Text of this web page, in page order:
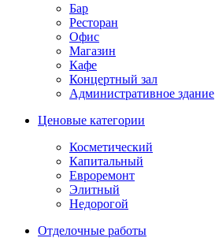
Бар
Ресторан
Офис
Магазин
Кафе
Концертный зал
Административное здание
Ценовые категории
Косметический
Капитальный
Евроремонт
Элитный
Недорогой
Отделочные работы